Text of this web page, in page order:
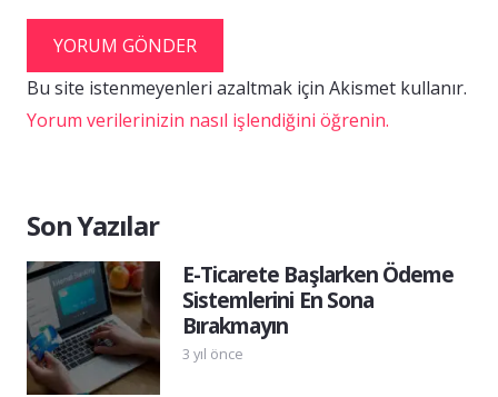
YORUM GÖNDER
Bu site istenmeyenleri azaltmak için Akismet kullanır.
Yorum verilerinizin nasıl işlendiğini öğrenin.
Son Yazılar
E-Ticarete Başlarken Ödeme
Sistemlerini En Sona
Bırakmayın
3 yıl önce